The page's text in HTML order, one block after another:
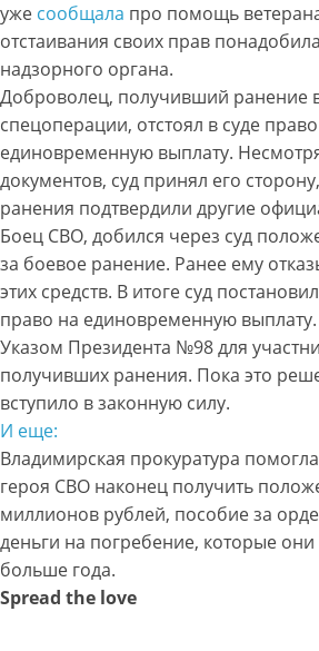
уже сообщала про помощь
отстаивания своих прав
надзорного органа.
Доброволец, получивший ранение
спецоперации, отстоял в суде
единовременную выплату.
документов, суд принял его
ранения подтвердили другие
Боец СВО, добился через суд
за боевое ранение. Ранее ему
этих средств. В итоге суд
право на единовременную
Указом Президента №98 для
получивших ранения. Пока это
вступило в законную силу.
И еще:
Владимирская прокуратура
героя СВО наконец получить
миллионов рублей, пособие за
деньги на погребение, которые
больше года.
Spread the love